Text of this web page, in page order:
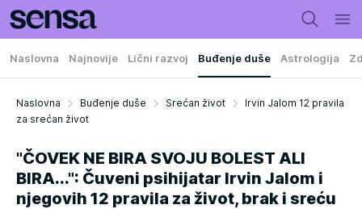
Naslovna Najnovije Lični razvoj Buđenje duše Astrologija
Naslovna Buđenje duše Srećan život
Irvin Jalom 12 pravila
za srećan život
"ČOVEK NE BIRA SVOJU BOLEST ALI
BIRA...": Čuveni psihijatar Irvin Jalom i
njegovih 12 pravila za život, brak i sreću